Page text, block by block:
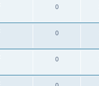
0
0
0